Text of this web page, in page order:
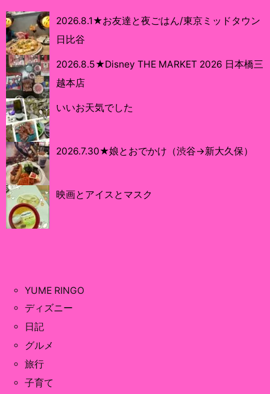
2026.8.1★お友達と夜ごはん/東京ミッドタウン
日比谷
2026.8.5★Disney THE MARKET 2026 日本橋三
越本店
いいお天気でした
2026.7.30★娘とおでかけ（渋谷→新大久保）
映画とアイスとマスク
YUME RINGO
ディズニー
日記
グルメ
旅行
子育て